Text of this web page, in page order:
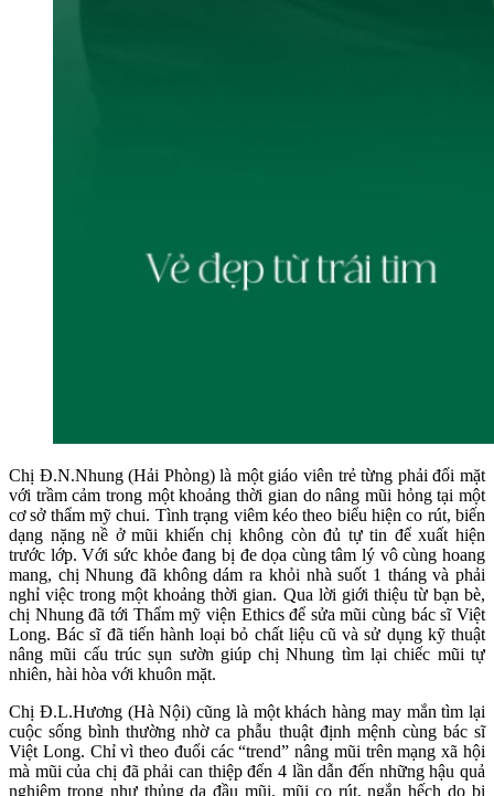
Chị Đ.N.Nhung (Hải Phòng) là một giáo viên trẻ từng phải đối mặt
với trầm cảm trong một khoảng thời gian do nâng mũi hỏng tại một
cơ sở thẩm mỹ chui. Tình trạng viêm kéo theo biểu hiện co rút, biến
dạng nặng nề ở mũi khiến chị không còn đủ tự tin để xuất hiện
trước lớp. Với sức khỏe đang bị đe dọa cùng tâm lý vô cùng hoang
mang, chị Nhung đã không dám ra khỏi nhà suốt 1 tháng và phải
nghỉ việc trong một khoảng thời gian. Qua lời giới thiệu từ bạn bè,
chị Nhung đã tới Thẩm mỹ viện Ethics để sửa mũi cùng bác sĩ Việt
Long. Bác sĩ đã tiến hành loại bỏ chất liệu cũ và sử dụng kỹ thuật
nâng mũi cấu trúc sụn sườn giúp chị Nhung tìm lại chiếc mũi tự
nhiên, hài hòa với khuôn mặt.
Chị Đ.L.Hương (Hà Nội) cũng là một khách hàng may mắn tìm lại
cuộc sống bình thường nhờ ca phẫu thuật định mệnh cùng bác sĩ
Việt Long. Chỉ vì theo đuổi các “trend” nâng mũi trên mạng xã hội
mà mũi của chị đã phải can thiệp đến 4 lần dẫn đến những hậu quả
nghiêm trọng như thủng da đầu mũi, mũi co rút, ngắn hếch do bị